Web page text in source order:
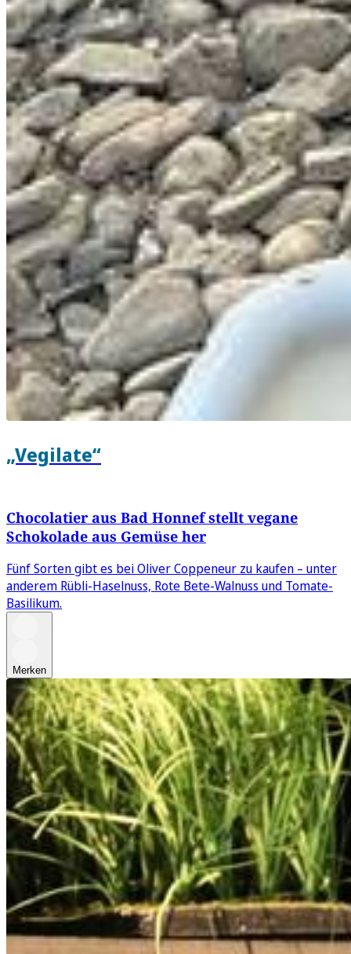
„Vegilate“
Chocolatier aus Bad Honnef stellt vegane
Schokolade aus Gemüse her
Fünf Sorten gibt es bei Oliver Coppeneur zu kaufen – unter
anderem Rübli-Haselnuss, Rote Bete-Walnuss und Tomate-
Basilikum.
Merken